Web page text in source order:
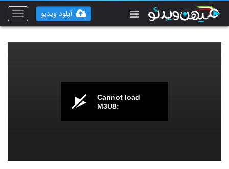
Toggle
آپلود ویدیو
Cannot load
M3U8: